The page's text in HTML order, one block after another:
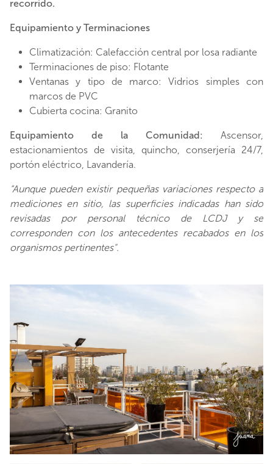
recorrido.
Equipamiento y Terminaciones
Climatización: Calefacción central por losa radiante
Terminaciones de piso: Flotante
Ventanas y tipo de marco: Vidrios simples con
marcos de PVC
Cubierta cocina: Granito
Equipamiento de la Comunidad:
Ascensor,
estacionamientos de visita, quincho, conserjería 24/7,
portón eléctrico, Lavandería.
“Aunque pueden existir pequeñas variaciones respecto a
mediciones en sitio, las superficies indicadas han sido
revisadas por personal técnico de LCDJ y se
corresponden con los antecedentes recabados en los
organismos pertinentes".